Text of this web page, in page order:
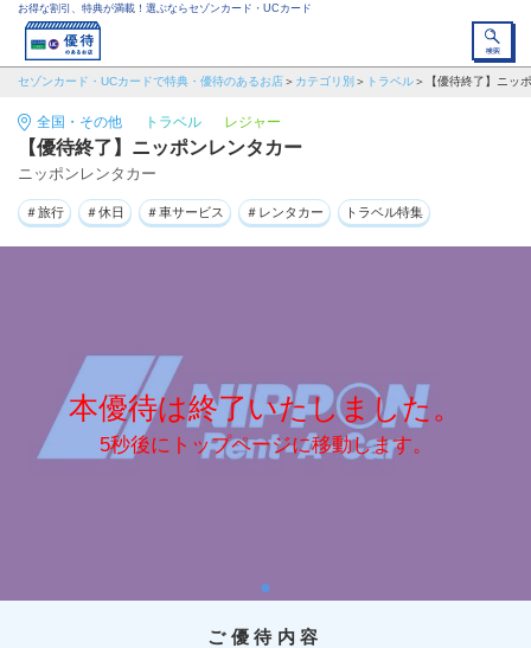
お得な割引、特典が満載！選ぶならセゾンカード・UCカード
セゾンカード・UCカードで特典・優待のあるお店 カテゴリ別 トラベル 【優待終了】ニッ
全国・その他 トラベル レジャー
【優待終了】ニッポンレンタカー
ニッポンレンタカー
＃旅行 ＃休日 ＃車サービス ＃レンタカー トラベル特集
本優待は終了いたしました。
5秒後にトップページに移動します。
ご優待内容